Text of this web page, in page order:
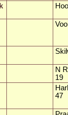
N
19
47